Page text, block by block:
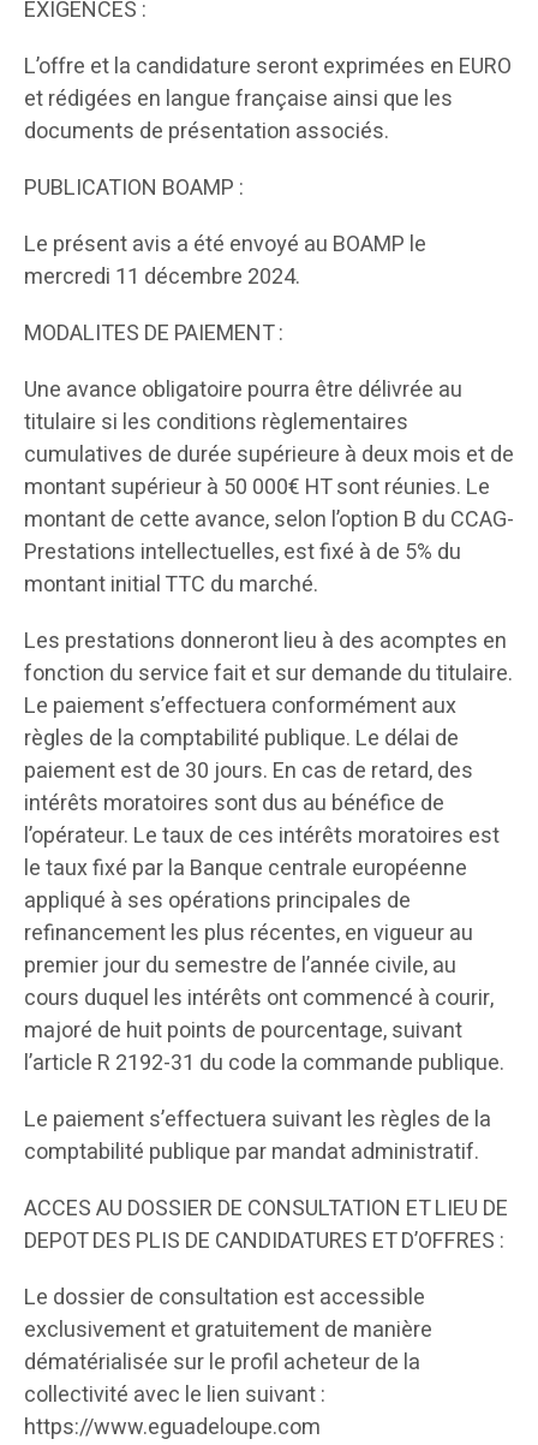
EXIGENCES :
L’offre et la candidature seront exprimées en EURO
et rédigées en langue française ainsi que les
documents de présentation associés.
PUBLICATION BOAMP :
Le présent avis a été envoyé au BOAMP le
mercredi 11 décembre 2024.
MODALITES DE PAIEMENT :
Une avance obligatoire pourra être délivrée au
titulaire si les conditions règlementaires
cumulatives de durée supérieure à deux mois et de
montant supérieur à 50 000€ HT sont réunies. Le
montant de cette avance, selon l’option B du CCAG-
Prestations intellectuelles, est fixé à de 5% du
montant initial TTC du marché.
Les prestations donneront lieu à des acomptes en
fonction du service fait et sur demande du titulaire.
Le paiement s’effectuera conformément aux
règles de la comptabilité publique. Le délai de
paiement est de 30 jours. En cas de retard, des
intérêts moratoires sont dus au bénéfice de
l’opérateur. Le taux de ces intérêts moratoires est
le taux fixé par la Banque centrale européenne
appliqué à ses opérations principales de
refinancement les plus récentes, en vigueur au
premier jour du semestre de l’année civile, au
cours duquel les intérêts ont commencé à courir,
majoré de huit points de pourcentage, suivant
l’article R 2192-31 du code la commande publique.
Le paiement s’effectuera suivant les règles de la
comptabilité publique par mandat administratif.
ACCES AU DOSSIER DE CONSULTATION ET LIEU DE
DEPOT DES PLIS DE CANDIDATURES ET D’OFFRES :
Le dossier de consultation est accessible
exclusivement et gratuitement de manière
dématérialisée sur le profil acheteur de la
collectivité avec le lien suivant :
https://www.eguadeloupe.com